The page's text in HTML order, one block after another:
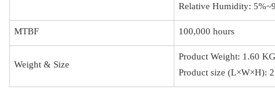
Relative Humidity:
MTBF 100,000 hours
Weight & Size
Product Weight: 1.60 KG
Product size (L×W×H):